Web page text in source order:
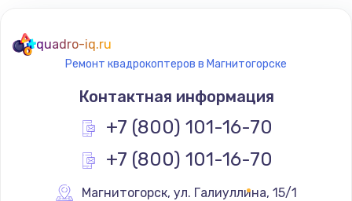
quadro-iq.ru
Ремонт квадрокоптеров в Магнитогорске
Контактная информация
+7 (800) 101-16-70
+7 (800) 101-16-70
Магнитогорск, ул. Галиуллина, 15/1